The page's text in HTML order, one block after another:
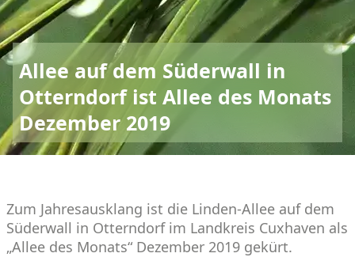
Allee auf dem Süderwall in
Otterndorf ist Allee des Monats
Dezember 2019
Zum Jahresausklang ist die Linden-Allee auf dem
Süderwall in Otterndorf im Landkreis Cuxhaven als
„Allee des Monats“ Dezember 2019 gekürt.